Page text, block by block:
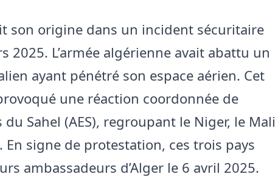
son origine dans un incident sécuritaire
2025. L’armée algérienne avait abattu un
ayant pénétré son espace aérien. Cet
une réaction coordonnée de
du Sahel (AES), regroupant le Niger, le Mali
En signe de protestation, ces trois pays
ambassadeurs d’Alger le 6 avril 2025.